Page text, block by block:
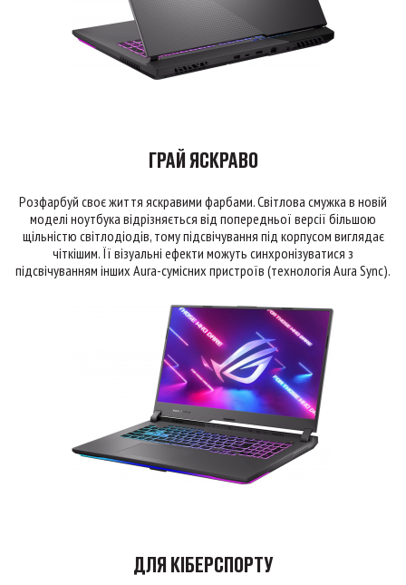
ГРАЙ ЯСКРАВО
Розфарбуй своє життя яскравими фарбами. Світлова смужка в новій
моделі ноутбука відрізняється від попередньої версії більшою
щільністю світлодіодів, тому підсвічування під корпусом виглядає
чіткішим. Її візуальні ефекти можуть синхронізуватися з
підсвічуванням інших Aura-сумісних пристроїв (технологія Aura Sync).
ДЛЯ КІБЕРСПОРТУ